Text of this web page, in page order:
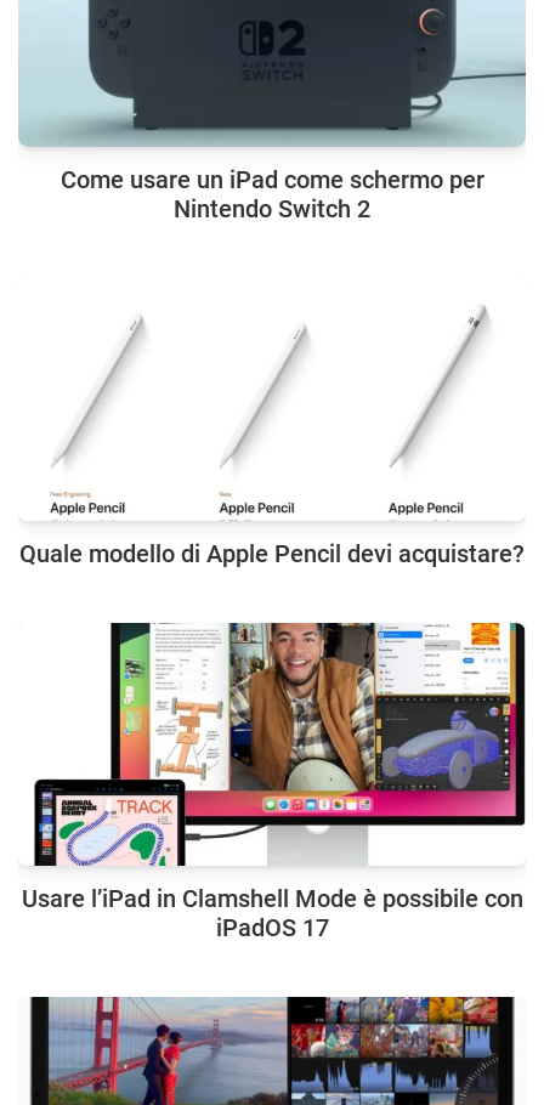
Come usare un iPad come schermo per
Nintendo Switch 2
Quale modello di Apple Pencil devi acquistare?
Usare l’iPad in Clamshell Mode è possibile con
iPadOS 17